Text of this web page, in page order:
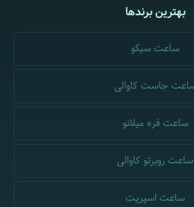
بهترین برندها
ساعت سیکو
جاست کاوالی
ساعت فره میلانو
ساعت روبرتو کاوالی
ساعت اسپریت